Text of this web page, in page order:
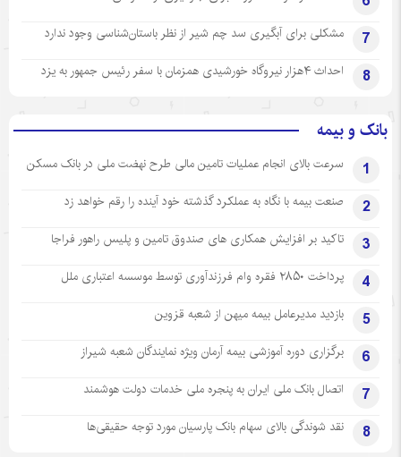
7 مشکلی برای آبگیری سد چم شیر از نظر باستان‌شناسی وجود ندارد
8 احداث ۴هزار نیروگاه خورشیدی همزمان با سفر رئیس جمهور به یزد
بانک و بیمه
1 سرعت بالای انجام عملیات تامین مالی طرح نهضت ملی در بانک مسکن
2 صنعت بیمه با نگاه به عملکرد گذشته خود آینده را رقم خواهد زد
3 تاکید بر افزایش همکاری های صندوق تامین و پلیس راهور فراجا
4 پرداخت ۲۸۵۰ فقره وام فرزندآوری توسط موسسه اعتباری ملل
5 بازدید مدیرعامل بیمه میهن از شعبه قزوین
6 برگزاری دوره آموزشی بیمه آرمان ویژه نمایندگان شعبه شیراز
7 اتصال بانک ملی ایران به پنجره ملی خدمات دولت هوشمند
8 نقد شوندگی بالای سهام بانک پارسیان مورد توجه حقیقی‌ها